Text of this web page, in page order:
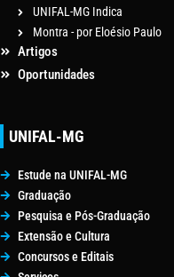
UNIFAL-MG Indica
Montra - por Eloésio Paulo
Artigos
Oportunidades
UNIFAL-MG
Estude na UNIFAL-MG
Graduação
Pesquisa e Pós-Graduação
Extensão e Cultura
Concursos e Editais